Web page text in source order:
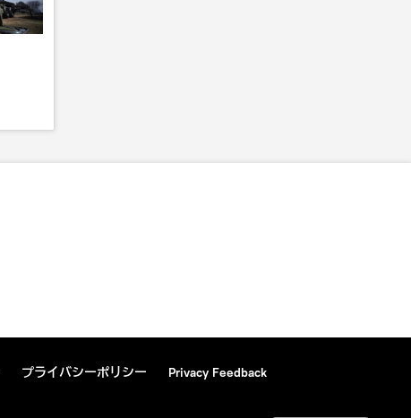
プライバシーポリシー Privacy Feedback